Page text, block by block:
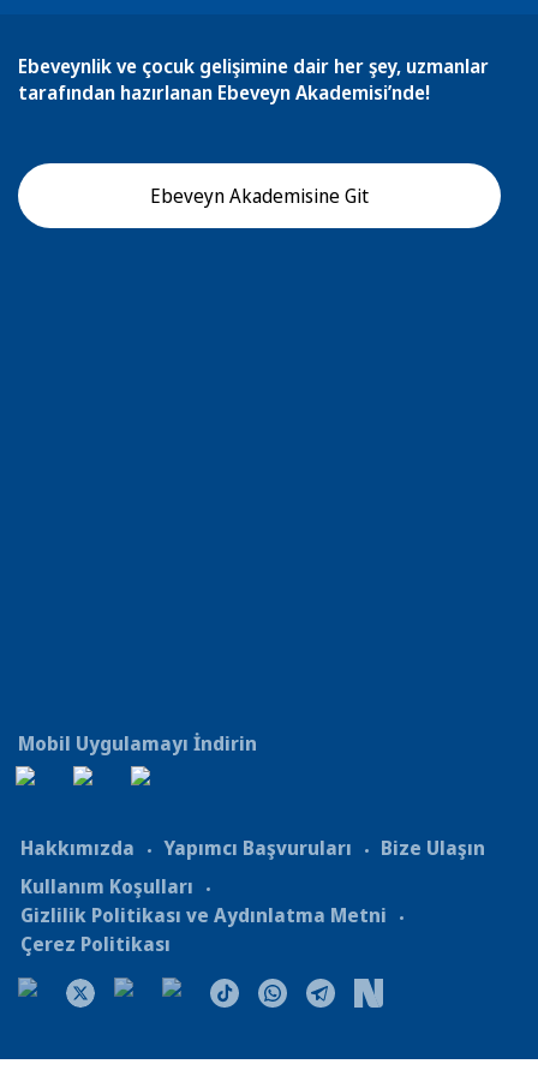
Ebeveynlik ve çocuk gelişimine dair her şey, uzmanlar
tarafından hazırlanan Ebeveyn Akademisi’nde!
Ebeveyn Akademisine Git
Mobil Uygulamayı İndirin
Hakkımızda Yapımcı Başvuruları
Bize Ulaşın
Kullanım Koşulları
Gizlilik Politikası ve Aydınlatma Metni
Çerez Politikası